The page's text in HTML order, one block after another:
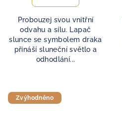
Probouzej svou vnitřní
odvahu a sílu. Lapač
slunce se symbolem draka
přináší sluneční světlo a
odhodlání...
Zvýhodněno